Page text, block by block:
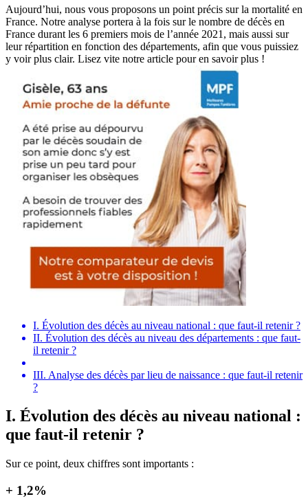
Aujourd’hui, nous vous proposons un point précis sur la mortalité en
France. Notre analyse portera à la fois sur le nombre de décès en
France durant les 6 premiers mois de l’année 2021, mais aussi sur
leur répartition en fonction des départements, afin que vous puissiez
y voir plus clair. Lisez vite notre article pour en savoir plus !
I. Évolution des décès au niveau national : que faut-il retenir ?
II. Évolution des décès au niveau des départements : que faut-
il retenir ?
III. Analyse des décès par lieu de naissance : que faut-il retenir
?
I. Évolution des décès au niveau national :
que faut-il retenir ?
Sur ce point, deux chiffres sont importants :
+ 1,2%